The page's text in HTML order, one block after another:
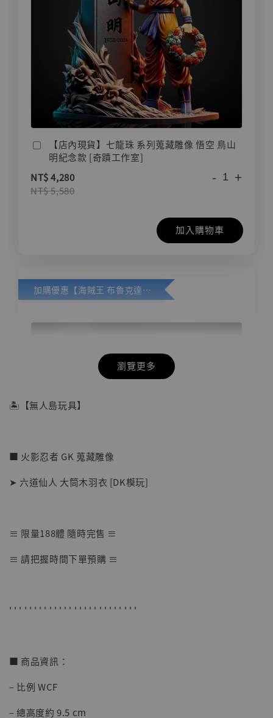
【店內現貨】七龍珠 系列蒐藏雕像 悟空 鳥山
明紀念款 [奇蹟工作室]
NT$ 4,280
NT$ 5,580
- +
加入購物車
加購優惠【海賊王 布魯克達摩 [7STARS Studio]】
摩 [7STARS Studio]
瀏覽更多
🏝【無人島玩具】
■ 火影忍者 GK 蒐藏雕像
➤ 六道仙人 大筒木羽衣 [DK模玩]
≡ 限量188體 隨時完售 ≡
≡ 請把握時間下單預購 ≡
' ' ' ' ' ' ' ' ' ' ' ' ' ' ' ' ' ' ' ' ' ' ' ' ' '
■ 商品資訊：
– 比例 WCF
– 總高度約 9.5 cm